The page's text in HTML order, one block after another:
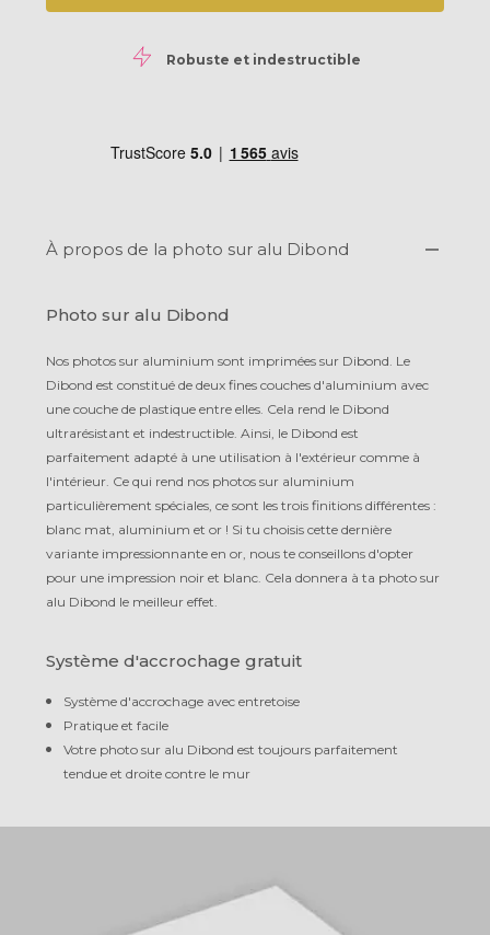
Robuste et indestructible
À propos de la photo sur alu Dibond
Photo sur alu Dibond
Nos photos sur aluminium sont imprimées sur Dibond. Le
Dibond est constitué de deux fines couches d'aluminium avec
une couche de plastique entre elles. Cela rend le Dibond
ultrarésistant et indestructible. Ainsi, le Dibond est
parfaitement adapté à une utilisation à l'extérieur comme à
l'intérieur. Ce qui rend nos photos sur aluminium
particulièrement spéciales, ce sont les trois finitions différentes :
blanc mat, aluminium et or ! Si tu choisis cette dernière
variante impressionnante en or, nous te conseillons d'opter
pour une impression noir et blanc. Cela donnera à ta photo sur
alu Dibond le meilleur effet.
Système d'accrochage gratuit
Système d'accrochage avec entretoise
Pratique et facile
Votre photo sur alu Dibond est toujours parfaitement
tendue et droite contre le mur